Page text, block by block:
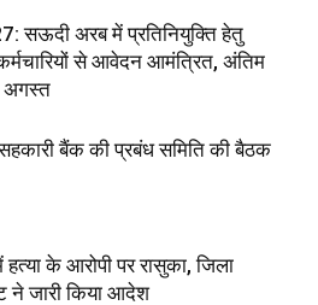
सऊदी अरब में प्रतिनियुक्ति हेतु
से आवेदन आमंत्रित, अंतिम
अगस्त
सहकारी बैंक की प्रबंध समिति की बैठक
हत्या के आरोपी पर रासुका, जिला
ने जारी किया आदेश